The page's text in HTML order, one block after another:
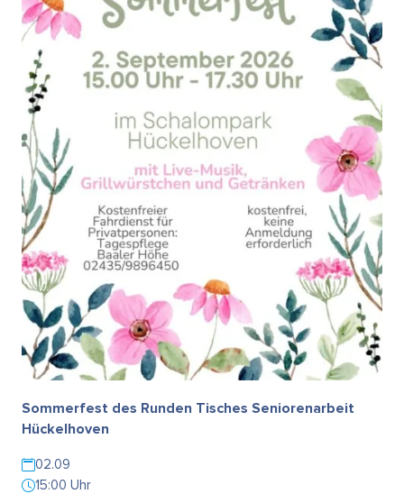
Sommerfest des Runden Tisches Seniorenarbeit
Hückelhoven
02.09
15:00 Uhr